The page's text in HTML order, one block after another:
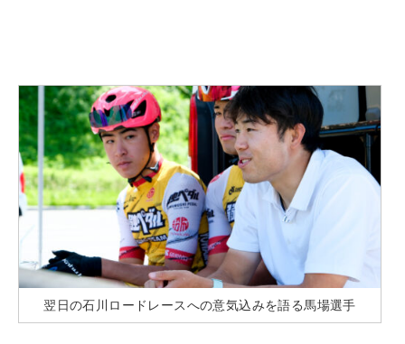
翌日の石川ロードレースへの意気込みを語る馬場選手